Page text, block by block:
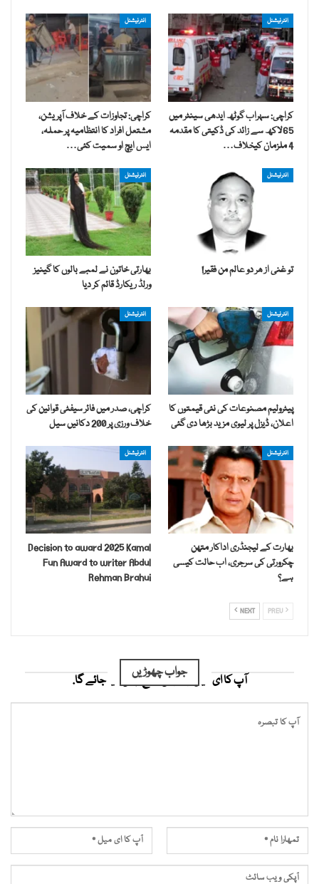
انٹرنیشنل
کراچی: سہراب گوٹھ ایدھی سینٹر میں
65لاکھ سے زائد کی ڈکیتی کا مقدمہ
4 ملزمان کیخلاف…
انٹرنیشنل
کراچی: تجاوزات کے خلاف آپریشن،
مشتعل افراد کا انتظامیہ پر حملہ،
ایس ایچ او سمیت کئی…
انٹرنیشنل
تو غنی از ھر دو عالم من فقیر!
انٹرنیشنل
بھارتی خاتون نے لمبے بالوں کا گینیز
ورلڈ ریکارڈ قائم کر دیا
انٹرنیشنل
پیٹرولیم مصنوعات کی نئی قیمتوں کا
اعلان، ڈیزل پر لیوی مزید بڑھا دی گئی
انٹرنیشنل
کراچی، صدر میں فائر سیفٹی قوانین کی
خلاف ورزی پر 200 دکانیں سیل
انٹرنیشنل
بھارت کے لیجنڈری اداکار متھن
چکرورتی کی سرجری، اب حالت کیسی
ہے؟
انٹرنیشنل
Decision to award 2025 Kamal
Fun Award to writer Abdul
Rehman Brahui
NEXT
جواب چھوڑیں
آپ کا ای میل ایڈریس شائع نہیں کیا جائے گا.